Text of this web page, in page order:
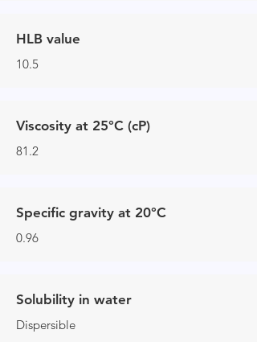
HLB value
10.5
Viscosity at 25°C (cP)
81.2
Specific gravity at 20°C
0.96
Solubility in water
Dispersible